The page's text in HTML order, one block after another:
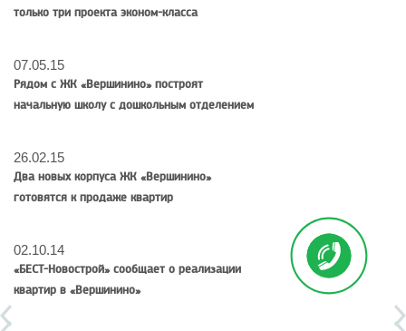
только три проекта эконом-класса
07.05.15
Рядом с ЖК «Вершинино» построят
начальную школу с дошкольным отделением
26.02.15
Два новых корпуса ЖК «Вершинино»
готовятся к продаже квартир
02.10.14
«БЕСТ-Новострой» сообщает о реализации
квартир в «Вершинино»